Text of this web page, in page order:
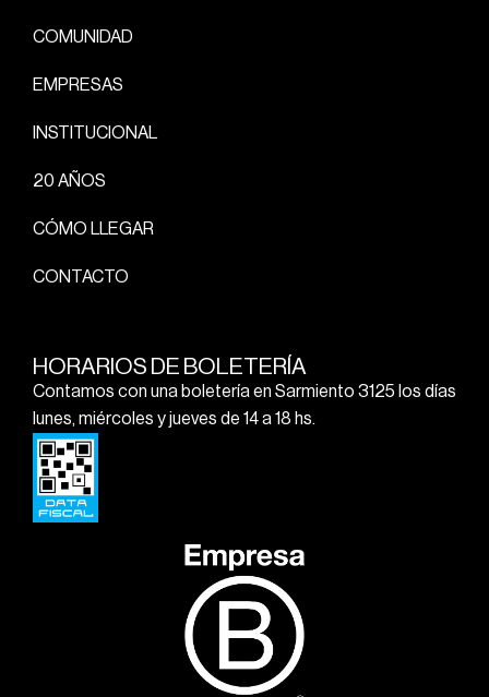
COMUNIDAD
EMPRESAS
INSTITUCIONAL
20 AÑOS
CÓMO LLEGAR
CONTACTO
HORARIOS DE BOLETERÍA
Contamos con una boletería en Sarmiento 3125 los días
lunes, miércoles y jueves de 14 a 18 hs.